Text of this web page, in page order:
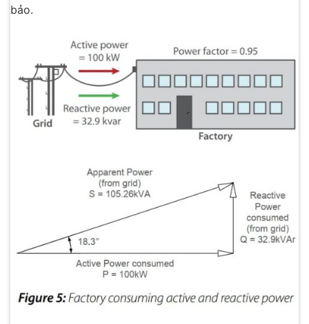
bảo.